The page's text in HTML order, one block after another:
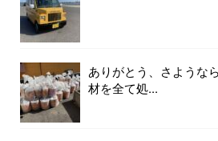
ありがとう、さような
材を全て処...